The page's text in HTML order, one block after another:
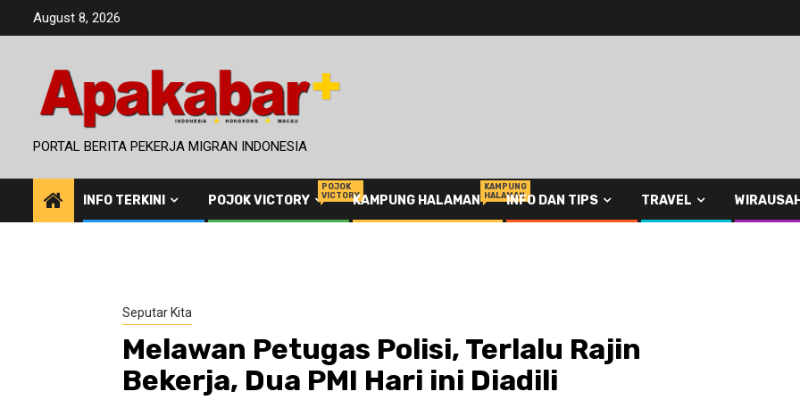
August 8, 2026
PORTAL BERITA PEKERJA MIGRAN INDONESIA
INFO TERKINI POJOK VICTORY
POJOK
VICTORYKAMPUNG HALAMAN
KAMPUNG
HALAMANINFO DAN TIPS TRAVEL
Seputar Kita
Melawan Petugas Polisi, Terlalu Rajin
Bekerja, Dua PMI Hari ini Diadili